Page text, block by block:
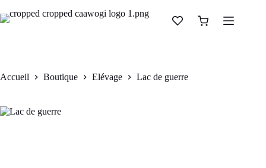
Lac de guerre
Ajouter au panier
Accueil Boutique Elévage Lac de guerre